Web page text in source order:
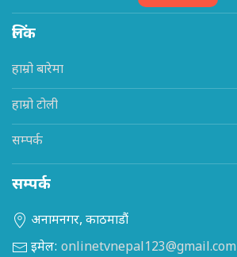
लिंक
हाम्रो बारेमा
हाम्रो टोली
सम्पर्क
सम्पर्क
अनामनगर, काठमाडौं
इमेल: onlinetvnepal123@gmail.com